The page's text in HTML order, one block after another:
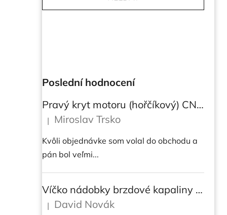
Poslední hodnocení
Pravý kryt motoru (hořčíkový) CNC RACING pro instalaci transparetního krytu spojky pro Ducati Streetfighter V4/V4S
Hodnocení produktu je 5 z 5 hvězdiček.
| Miroslav Trsko
Kvôli objednávke som volal do obchodu a
pán bol veľmi...
Víčko nádobky brzdové kapaliny CNC Racing - BICOLOR
Hodnocení produktu je 5 z 5 hvězdiček.
| David Novák